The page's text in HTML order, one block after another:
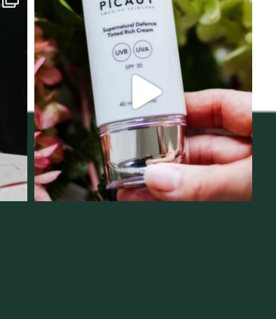
Njut av solens härliga strålar men
skydda dig
...
12